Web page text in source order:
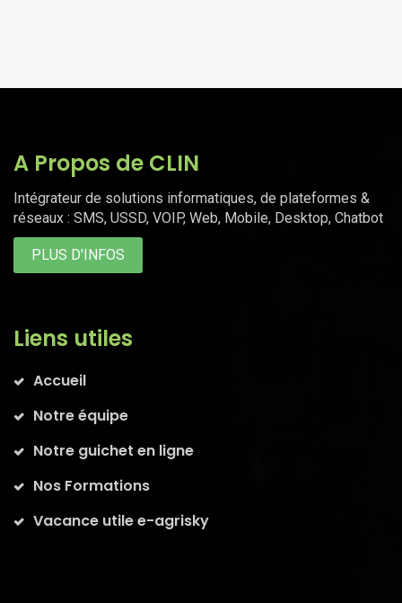
A Propos de CLIN
Intégrateur de solutions informatiques, de plateformes &
réseaux : SMS, USSD, VOIP, Web, Mobile, Desktop, Chatbot
PLUS D'INFOS
Liens utiles
Accueil
Notre équipe
Notre guichet en ligne
Nos Formations
Vacance utile e-agrisky